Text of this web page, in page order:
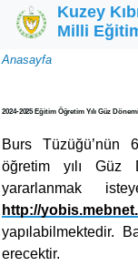
Ana içeriğe atla
Kuzey
Milli
Sayfa
Anasayfa
2024-2025 Eğitim Öğretim Yılı Güz
Burs Tüzüğü’nün
öğretim yılı Güz
yararlanmak
http://
yapılabilmektedir.
erecektir.